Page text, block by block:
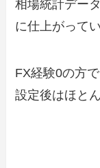
相場統計デー
に仕上がってい
FX経験0の方
設定後はほと